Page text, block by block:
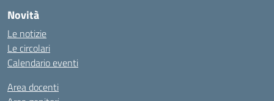
Novità
Le notizie
Le circolari
Calendario eventi
Area docenti